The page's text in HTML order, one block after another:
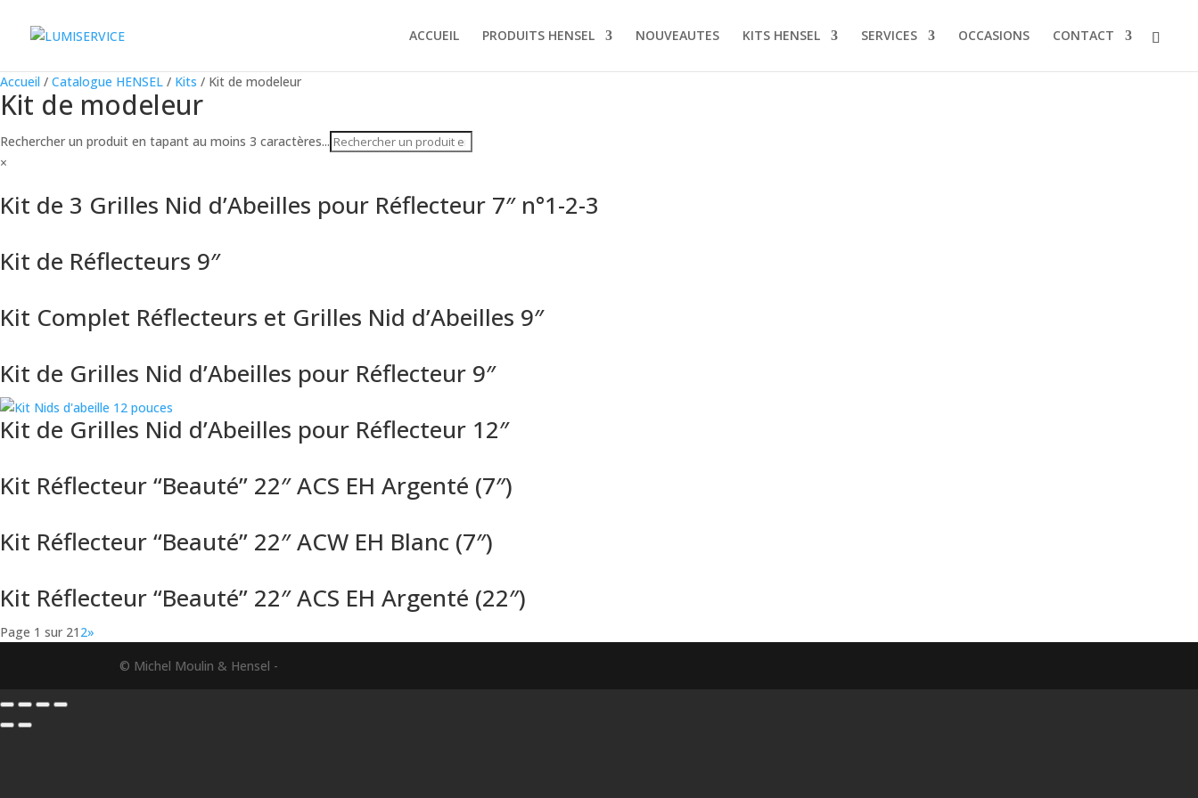
ACCUEIL PRODUITS HENSEL NOUVEAUTES KITS HENSEL SERVICES OCCASIONS CONTACT
Accueil / Catalogue HENSEL / Kits / Kit de modeleur
Kit de modeleur
Rechercher un produit en tapant au moins 3 caractères...
×
Kit de 3 Grilles Nid d’Abeilles pour Réflecteur 7″ n°1-2-3
Kit de Réflecteurs 9″
Kit Complet Réflecteurs et Grilles Nid d’Abeilles 9″
Kit de Grilles Nid d’Abeilles pour Réflecteur 9″
Kit de Grilles Nid d’Abeilles pour Réflecteur 12″
Kit Réflecteur “Beauté” 22″ ACS EH Argenté (7″)
Kit Réflecteur “Beauté” 22″ ACW EH Blanc (7″)
Kit Réflecteur “Beauté” 22″ ACS EH Argenté (22″)
Page 1 sur 21 2»
© Michel Moulin & Hensel -